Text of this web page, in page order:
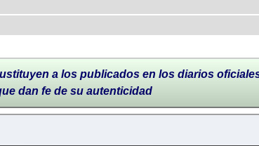
a los publicados en los diarios
dan fe de su autenticidad